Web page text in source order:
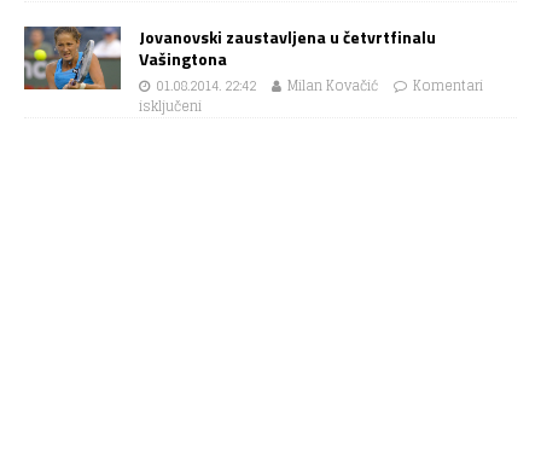
Jovanovski zaustavljena u četvrtfinalu
Vašingtona
01.08.2014. 22:42 Milan Kovačić
Komentari
isključeni